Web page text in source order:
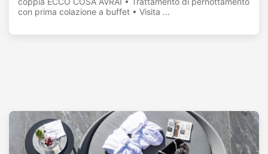
con prima colazione a buffet • Visita ...